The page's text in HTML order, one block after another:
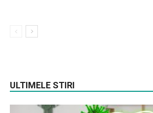
ULTIMELE STIRI